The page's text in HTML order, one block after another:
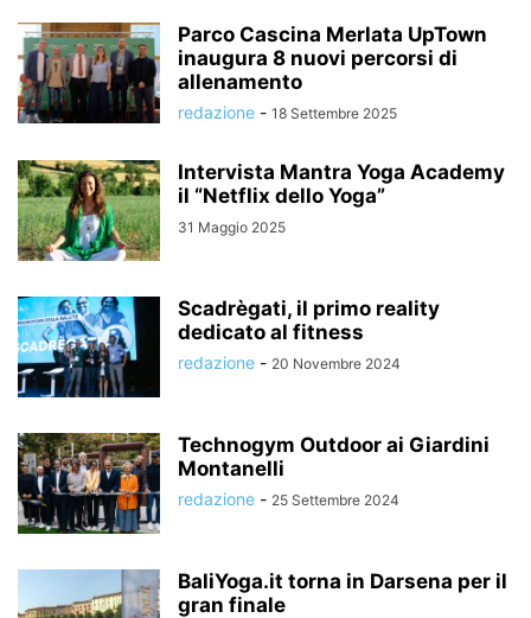
Parco Cascina Merlata UpTown
inaugura 8 nuovi percorsi di
allenamento
redazione - 18 Settembre 2025
Intervista Mantra Yoga Academy
il “Netflix dello Yoga”
31 Maggio 2025
Scadrègati, il primo reality
dedicato al fitness
redazione - 20 Novembre 2024
Technogym Outdoor ai Giardini
Montanelli
redazione - 25 Settembre 2024
BaliYoga.it torna in Darsena per il
gran finale